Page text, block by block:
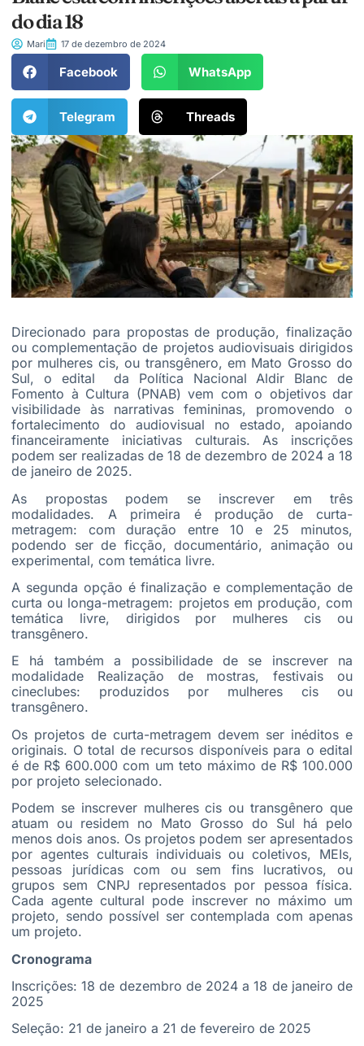
do dia 18
Mari 17 de dezembro de 2024
Facebook WhatsApp
Telegram Threads
Direcionado para propostas de produção, finalização
ou complementação de projetos audiovisuais dirigidos
por mulheres cis, ou transgênero, em Mato Grosso do
Sul, o edital da Política Nacional Aldir Blanc de
Fomento à Cultura (PNAB) vem com o objetivos dar
visibilidade às narrativas femininas, promovendo o
fortalecimento do audiovisual no estado, apoiando
financeiramente iniciativas culturais. As inscrições
podem ser realizadas de 18 de dezembro de 2024 a 18
de janeiro de 2025.
As propostas podem se inscrever em três
modalidades. A primeira é produção de curta-
metragem: com duração entre 10 e 25 minutos,
podendo ser de ficção, documentário, animação ou
experimental, com temática livre.
A segunda opção é finalização e complementação de
curta ou longa-metragem: projetos em produção, com
temática livre, dirigidos por mulheres cis ou
transgênero.
E há também a possibilidade de se inscrever na
modalidade Realização de mostras, festivais ou
cineclubes: produzidos por mulheres cis ou
transgênero.
Os projetos de curta-metragem devem ser inéditos e
originais. O total de recursos disponíveis para o edital
é de R$ 600.000 com um teto máximo de R$ 100.000
por projeto selecionado.
Podem se inscrever mulheres cis ou transgênero que
atuam ou residem no Mato Grosso do Sul há pelo
menos dois anos. Os projetos podem ser apresentados
por agentes culturais individuais ou coletivos, MEIs,
pessoas jurídicas com ou sem fins lucrativos, ou
grupos sem CNPJ representados por pessoa física.
Cada agente cultural pode inscrever no máximo um
projeto, sendo possível ser contemplada com apenas
um projeto.
Cronograma
Inscrições: 18 de dezembro de 2024 a 18 de janeiro de
2025
Seleção: 21 de janeiro a 21 de fevereiro de 2025